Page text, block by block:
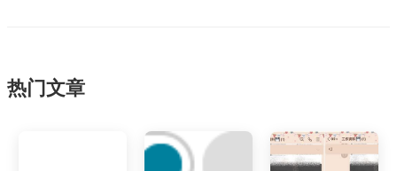
热门文章